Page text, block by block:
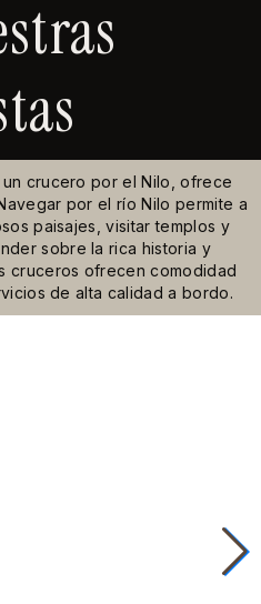
crucero por el Nilo, ofrece
por el río Nilo permite a
paisajes, visitar templos y
sobre la rica historia y
cruceros ofrecen comodidad
de alta calidad a bordo.